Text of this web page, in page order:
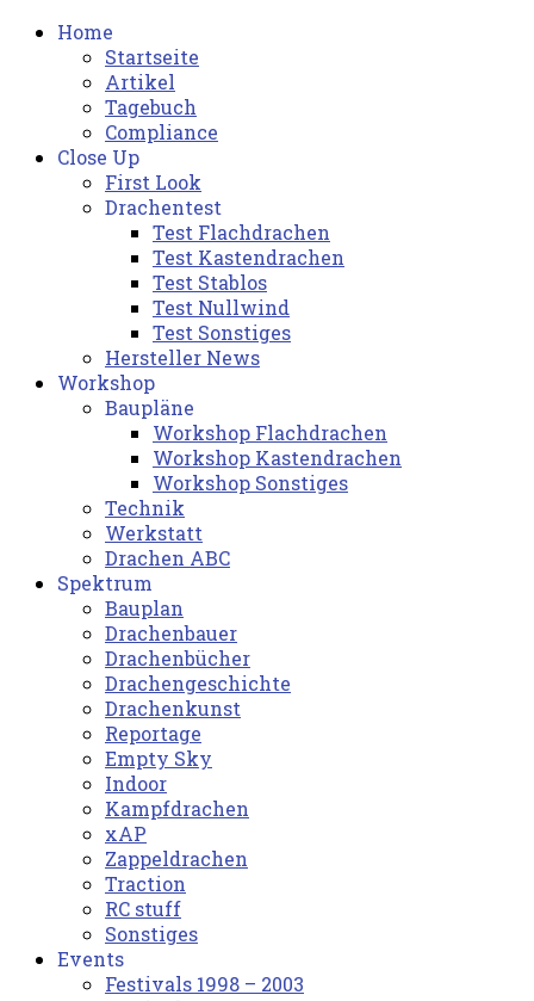
Home
Startseite
Artikel
Tagebuch
Compliance
Close Up
First Look
Drachentest
Test Flachdrachen
Test Kastendrachen
Test Stablos
Test Nullwind
Test Sonstiges
Hersteller News
Workshop
Baupläne
Workshop Flachdrachen
Workshop Kastendrachen
Workshop Sonstiges
Technik
Werkstatt
Drachen ABC
Spektrum
Bauplan
Drachenbauer
Drachenbücher
Drachengeschichte
Drachenkunst
Reportage
Empty Sky
Indoor
Kampfdrachen
xAP
Zappeldrachen
Traction
RC stuff
Sonstiges
Events
Festivals 1998 – 2003